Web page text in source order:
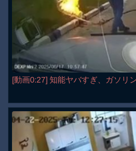
[動画0:27] 知能ヤバすぎ、ガソリ